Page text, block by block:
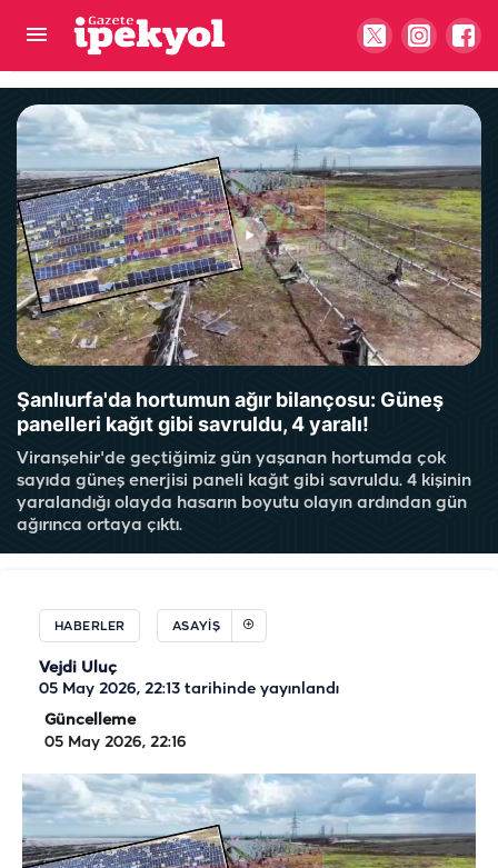
Şanlıurfa'da hortumun ağır bilançosu: Güneş
panelleri kağıt gibi savruldu, 4 yaralı!
Viranşehir'de geçtiğimiz gün yaşanan hortumda çok
sayıda güneş enerjisi paneli kağıt gibi savruldu. 4 kişinin
yaralandığı olayda hasarın boyutu olayın ardından gün
ağırınca ortaya çıktı.
HABERLER ASAYIŞ
Vejdi Uluç
05 May 2026, 22:13 tarihinde yayınlandı
Güncelleme
05 May 2026, 22:16
Şanlıurfa'da büyük arazi kavgasında bilanço
ağırlaştı! 15 yaralı, 9 gözaltı...